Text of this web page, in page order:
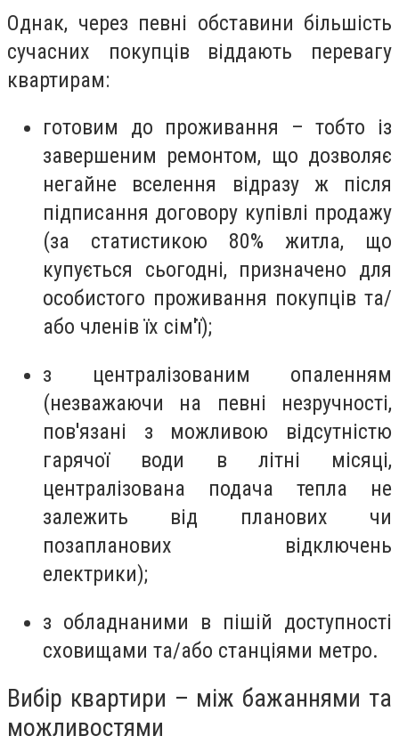
Однак, через певні обставини більшість
сучасних покупців віддають перевагу
квартирам:
готовим до проживання – тобто із
завершеним ремонтом, що дозволяє
негайне вселення відразу ж після
підписання договору купівлі продажу
(за статистикою 80% житла, що
купується сьогодні, призначено для
особистого проживання покупців та/
або членів їх сім'ї);
з централізованим опаленням
(незважаючи на певні незручності,
пов'язані з можливою відсутністю
гарячої води в літні місяці,
централізована подача тепла не
залежить від планових чи
позапланових відключень
електрики);
з обладнаними в пішій доступності
сховищами та/або станціями метро.
Вибір квартири – між бажаннями та
можливостями